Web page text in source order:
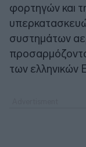
φορτηγών και
συστημάτων
των